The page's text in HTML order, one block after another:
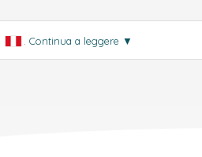
. Continua a leggere ▼